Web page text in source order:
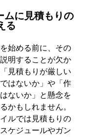
ムに見積もりの
る
始める前に、その
明することが欠か
見積もりが厳しい
はないか」や「作
ないか」と懸念を
かもしれません。
ルでは見積もりの
ケジュールやガン